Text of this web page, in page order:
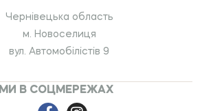
Чернівецька область
м. Новоселиця
вул. Автомобілістів 9
МИ В СОЦМЕРЕЖАХ